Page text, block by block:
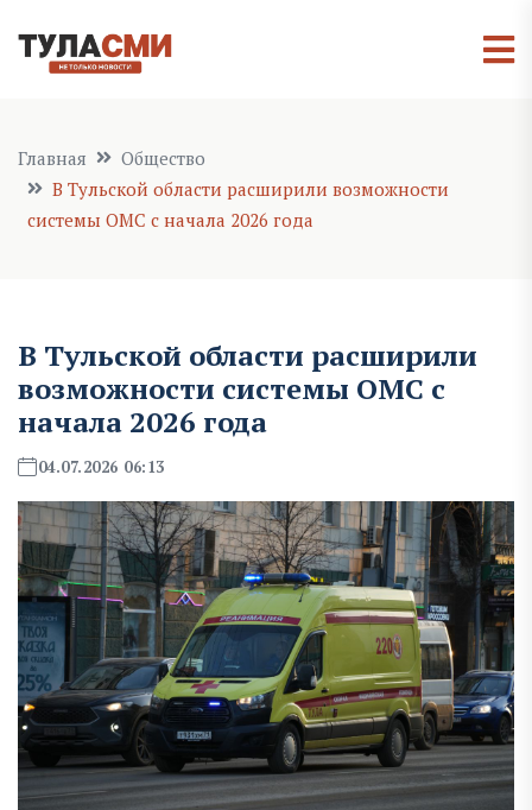
Главная
Общество
В Тульской области расширили возможности
системы ОМС с начала 2026 года
В Тульской области расширили
возможности системы ОМС с
начала 2026 года
04.07.2026 06:13